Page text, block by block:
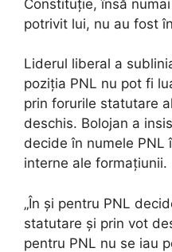
Constituție, însă
potrivit lui, nu au fost
Liderul liberal a
poziția PNL nu pot fi
prin forurile statutare
deschis. Bolojan a
decide în numele PNL
interne ale formațiunii.
„În și pentru PNL
statutare și prin vot
pentru PNL nu se iau